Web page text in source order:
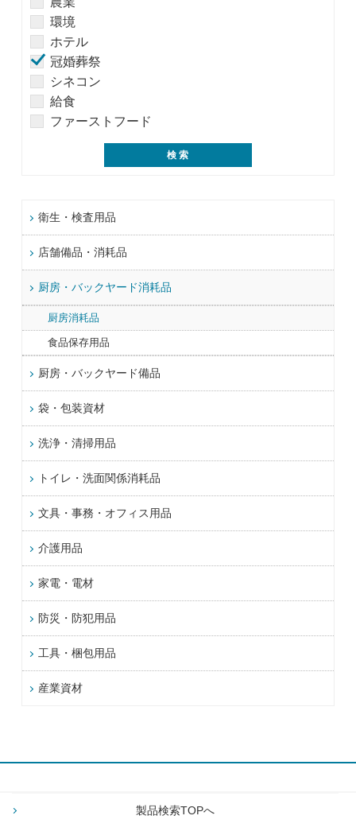
環境
ホテル
冠婚葬祭
シネコン
給食
ファーストフード
衛生・検査用品
店舗備品・消耗品
厨房・バックヤード消耗品
厨房消耗品
食品保存用品
厨房・バックヤード備品
袋・包装資材
洗浄・清掃用品
トイレ・洗面関係消耗品
文具・事務・オフィス用品
介護用品
家電・電材
防災・防犯用品
工具・梱包用品
産業資材
製品検索TOPへ